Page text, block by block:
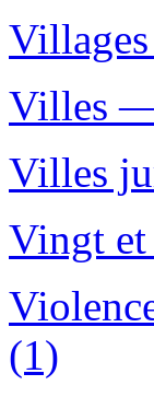
Villes —
Villes
Vingt et
(1)